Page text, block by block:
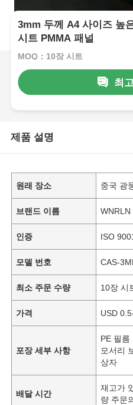
3mm 두께 A4 사이즈 높
시트 PMMA 패널
MOQ：10장 시트
최
제품 설명
원래 장소 중국 광
브랜드 이름 WNRLN
인증 ISO
모델 번호 CAS-
최소 주문 수량 10장 시
가격 USD
포장 세부 사항
PE 필름
모서리
상자
배달 시간
재고가
량 주문